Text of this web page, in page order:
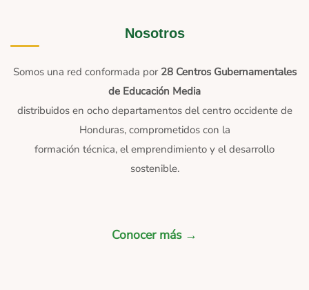
Nosotros
Somos una red conformada por 28 Centros Gubernamentales
de Educación Media
distribuidos en ocho departamentos del centro occidente de
Honduras, comprometidos con la
formación técnica, el emprendimiento y el desarrollo
sostenible.
Conocer más →